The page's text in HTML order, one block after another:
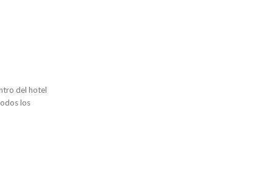
del hotel